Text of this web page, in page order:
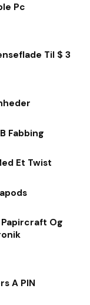
Pc
Til $ 3
Fabbing
Et Twist
Og
A PIN